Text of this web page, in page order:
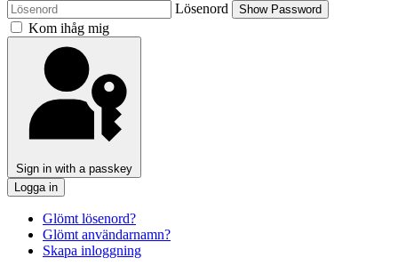
Lösenord
Show Password
Kom ihåg mig
Sign in with a passkey
Logga in
Glömt lösenord?
Glömt användarnamn?
Skapa inloggning